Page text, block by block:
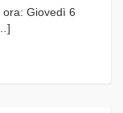
ora: Giovedì 6